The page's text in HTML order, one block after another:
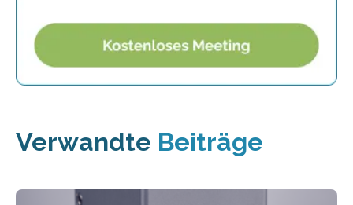
Verwandte Beiträge